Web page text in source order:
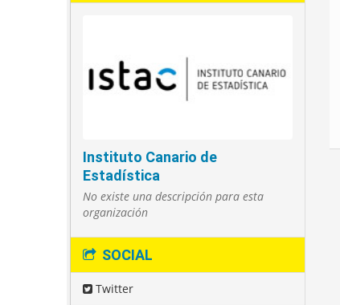
Instituto Canario de
Estadística
No existe una descripción para esta
organización
SOCIAL
Twitter